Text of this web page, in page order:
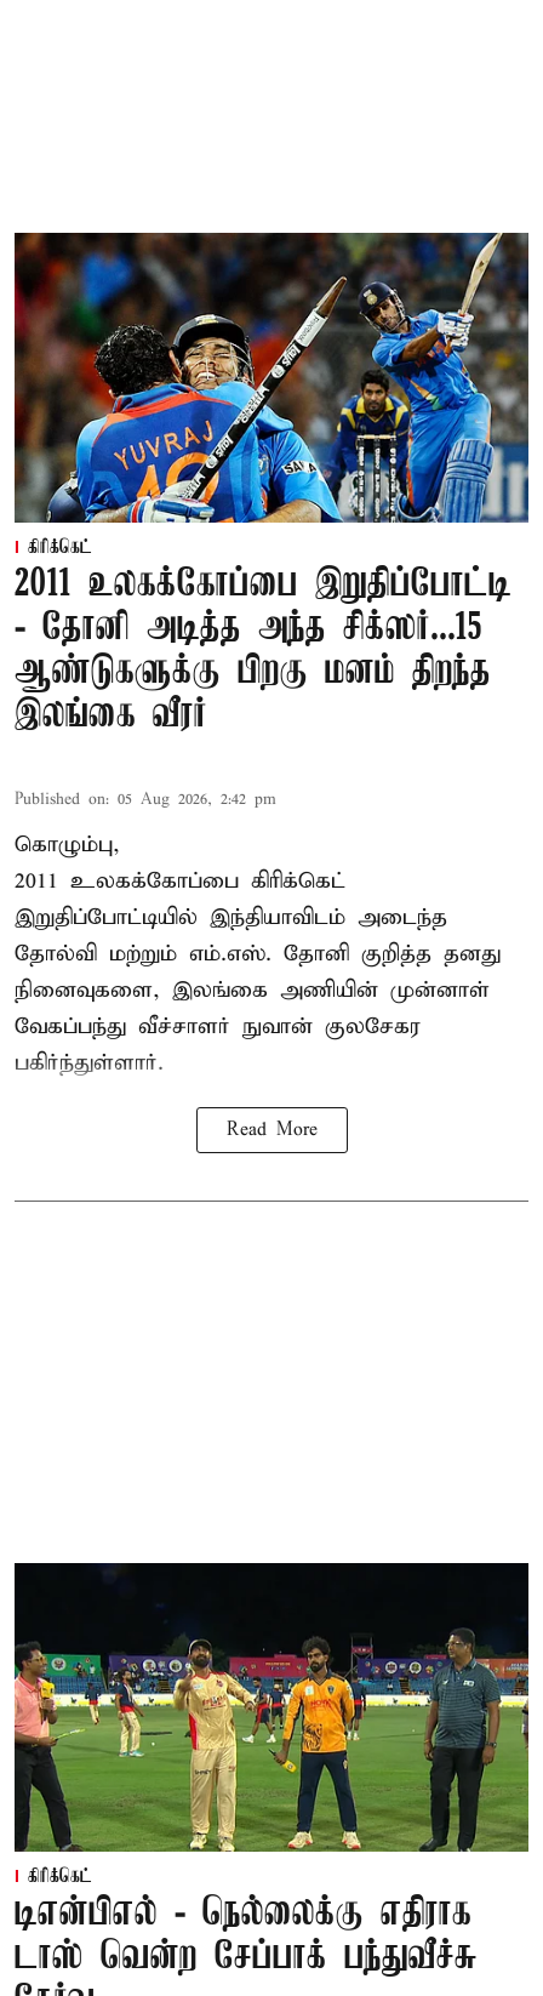
கிரிக்கெட்
2011 உலகக்கோப்பை இறுதிப்போட்டி
- தோனி அடித்த அந்த சிக்ஸர்...15
ஆண்டுகளுக்கு பிறகு மனம் திறந்த
இலங்கை வீரர்
Published on: 05 Aug 2026, 2:42 pm
கொழும்பு,
2011 உலகக்கோப்பை கிரிக்கெட்
இறுதிப்போட்டியில் இந்தியாவிடம் அடைந்த
தோல்வி மற்றும் எம்.எஸ். தோனி குறித்த தனது
நினைவுகளை, இலங்கை அணியின் முன்னாள்
வேகப்பந்து வீச்சாளர் நுவான் குலசேகர
பகிர்ந்துள்ளார்.
Read More
கிரிக்கெட்
டிஎன்பிஎல் - நெல்லைக்கு எதிராக
டாஸ் வென்ற சேப்பாக் பந்துவீச்சு